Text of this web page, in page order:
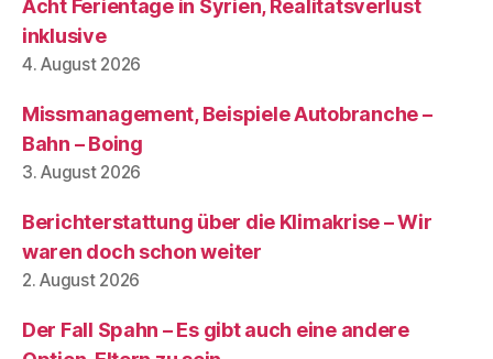
Acht Ferientage in Syrien, Realitätsverlust
inklusive
4. August 2026
Missmanagement, Beispiele Autobranche –
Bahn – Boing
3. August 2026
Berichterstattung über die Klimakrise – Wir
waren doch schon weiter
2. August 2026
Der Fall Spahn – Es gibt auch eine andere